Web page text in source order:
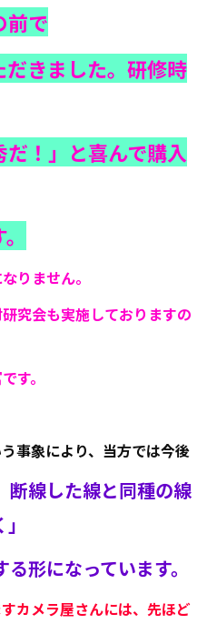
前で
きました。研修時
！」と喜んで購入
りません。
究会も実施しておりますの
す。
事象により、当方では今後
断線した線と同種の線
形になっています。
カメラ屋さんには、先ほど